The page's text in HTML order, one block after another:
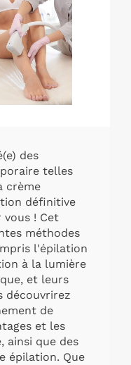
des
telles
crème
définitive
! Cet
méthodes
l'épilation
à la lumière
et leurs
découvrirez
de
et les
ainsi que des
épilation. Que